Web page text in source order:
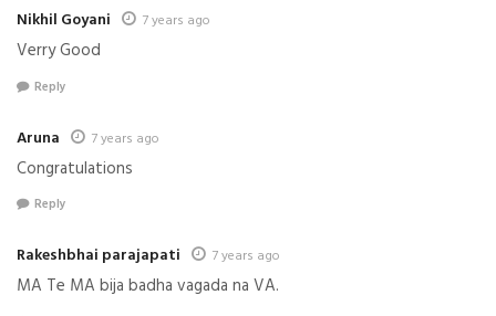
Nikhil Goyani 7 years ago
Verry Good
Reply
Aruna 7 years ago
Congratulations
Reply
Rakeshbhai parajapati 7 years ago
MA Te MA bija badha vagada na VA.